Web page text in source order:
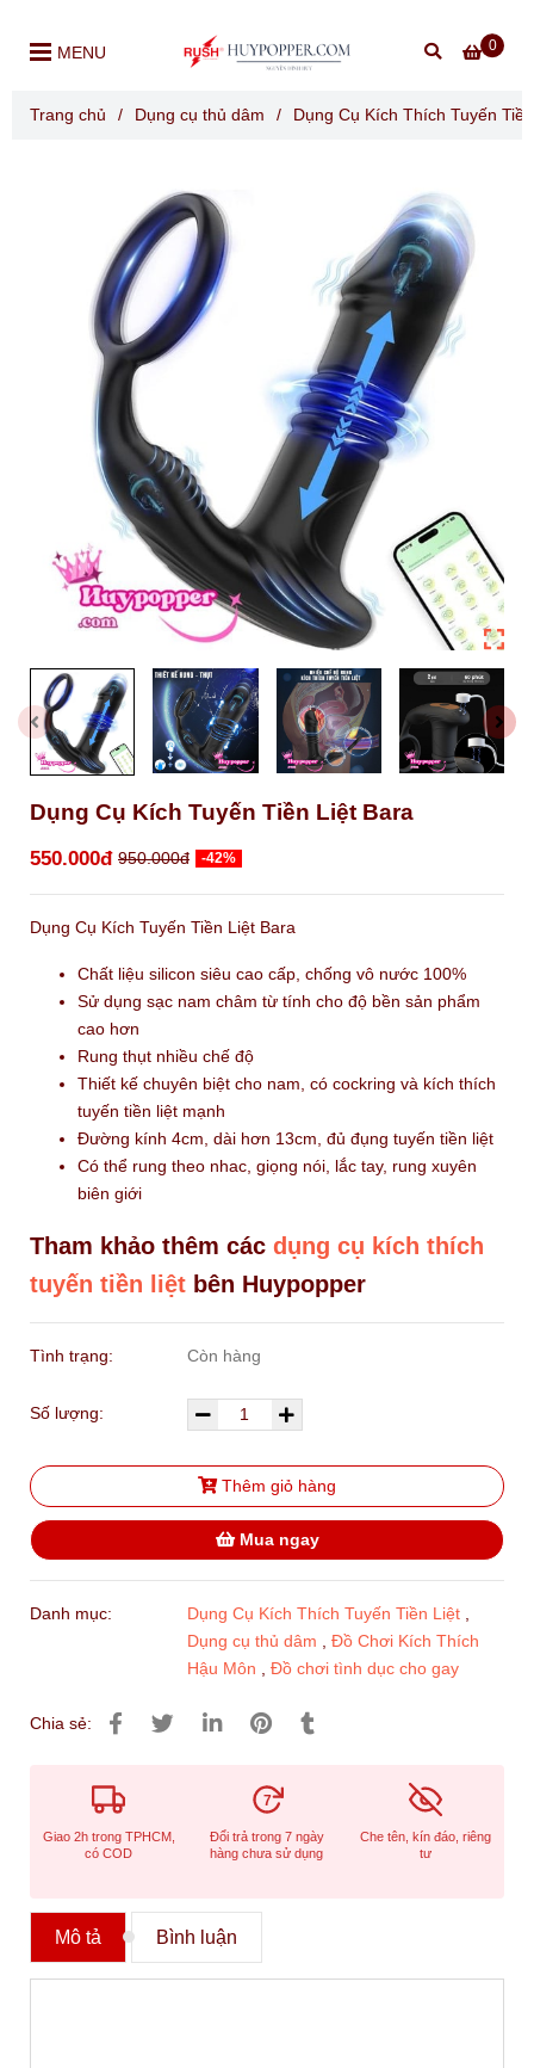
0
MENU
Trang chủ / Dụng cụ thủ dâm / Dụng Cụ Kích Thích Tuyến
Dụng Cụ Kích Tuyến Tiền Liệt Bara
550.000đ 950.000đ -42%
Dụng Cụ Kích Tuyến Tiền Liệt Bara
Chất liệu silicon siêu cao cấp, chống vô nước 100%
Sử dụng sạc nam châm từ tính cho độ bền sản phẩm
cao hơn
Rung thụt nhiều chế độ
Thiết kế chuyên biệt cho nam, có cockring và kích thích
tuyến tiền liệt mạnh
Đường kính 4cm, dài hơn 13cm, đủ đụng tuyến tiền liệt
Có thể rung theo nhac, giọng nói, lắc tay, rung xuyên
biên giới
Tham khảo thêm các dụng cụ kích thích
tuyến tiền liệt bên Huypopper
Tình trạng: Còn hàng
Số lượng:
Thêm giỏ hàng
Mua ngay
Danh mục: Dụng Cụ Kích Thích Tuyến Tiền Liệt ,
Dụng cụ thủ dâm , Đồ Chơi Kích Thích
Hậu Môn , Đồ chơi tình dục cho gay
Chia sẻ:
Giao 2h trong TPHCM,
có COD
7
Đổi trả trong 7 ngày
hàng chưa sử dụng
Che tên, kín đáo, riêng
tư
Mô tả Bình luận